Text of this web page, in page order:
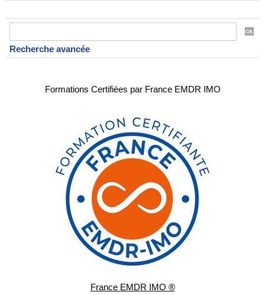
Recherche avancée
Formations Certifiées par France EMDR IMO
France EMDR IMO ®